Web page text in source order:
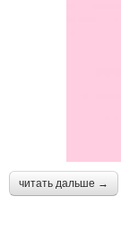
читать дальше →